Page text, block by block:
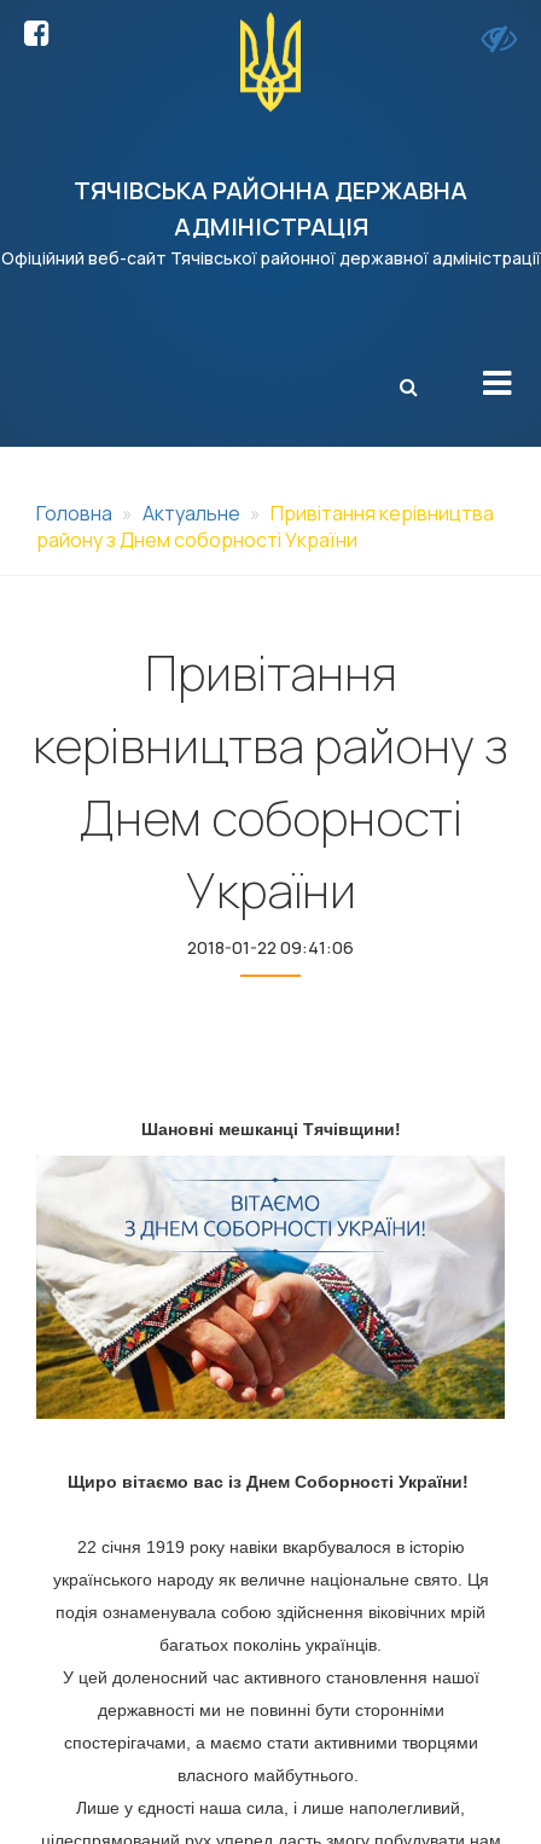
ТЯЧІВСЬКА РАЙОННА ДЕРЖАВНА
АДМІНІСТРАЦІЯ
Офіційний веб-сайт Тячівської районної державної адміністрації
X
Головна Актуальне
Привітання керівництва
району з Днем соборності України
Привітання
керівництва району з
Днем соборності
України
2018-01-22 09:41:06
Шановні мешканці Тячівщини!
Щиро вітаємо вас із Днем Соборності України!
22 січня 1919 року навіки вкарбувалося в історію
українського народу як величне національне свято. Ця
подія ознаменувала собою здійснення віковічних мрій
багатьох поколінь українців.
У цей доленосний час активного становлення нашої
державності ми не повинні бути сторонніми
спостерігачами, а маємо стати активними творцями
власного майбутнього.
Лише у єдності наша сила, і лише наполегливий,